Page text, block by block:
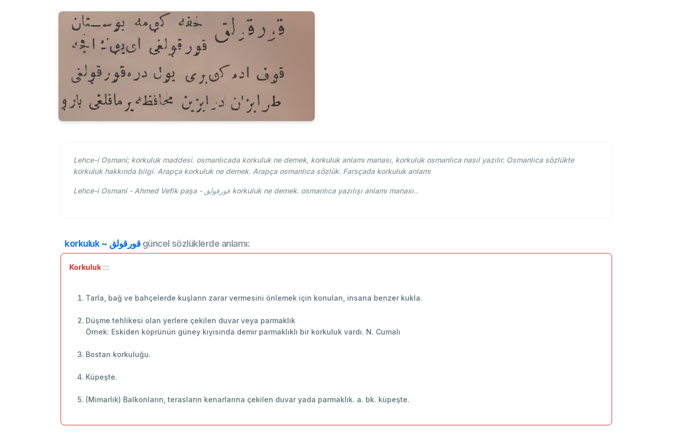
Lehce-i Osmani; korkuluk maddesi. osmanlıcada korkuluk ne demek, korkuluk anlamı manası, korkuluk osmanlıca nasıl yazılır. Osmanlıca sözlükte
korkuluk hakkında bilgi. Arapça korkuluk ne demek. Arapça osmanlıca sözlük. Farsçada korkuluk anlamı
Lehce-i Osmani - Ahmed Vefik paşa - قورقولق korkuluk ne demek. osmanlıca yazılışı anlamı manası..
korkuluk ~ قورقولق güncel sözlüklerde anlamı:
Korkuluk :::
Tarla, bağ ve bahçelerde kuşların zarar vermesini önlemek için konulan, insana benzer kukla.
Düşme tehlikesi olan yerlere çekilen duvar veya parmaklık
Örnek: Eskiden köprünün güney kıyısında demir parmaklıklı bir korkuluk vardı. N. Cumalı
Bostan korkuluğu.
Küpeşte.
(Mimarlık) Balkonların, terasların kenarlarına çekilen duvar yada parmaklık. a. bk. küpeşte.